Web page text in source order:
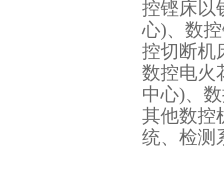
控铿床以
心)、数
控切断机
数控电火
中心)、
其他数控
统、检测